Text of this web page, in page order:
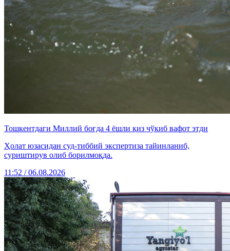
Тошкентдаги Миллий боғда 4 ёшли қиз чўкиб вафот этди
Ҳолат юзасидан суд-тиббий экспертиза тайинланиб,
суриштирув олиб борилмоқда.
11:52 / 06.08.2026